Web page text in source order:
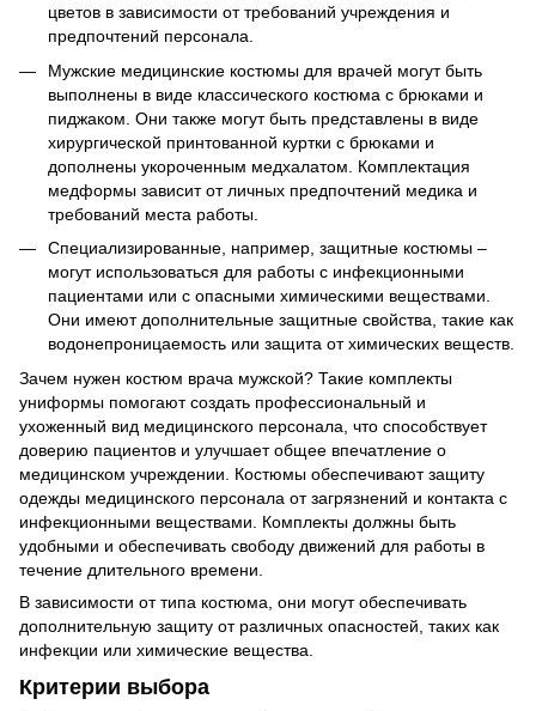
цветов в зависимости от требований учреждения и
предпочтений персонала.
Мужские медицинские костюмы для врачей могут быть
выполнены в виде классического костюма с брюками и
пиджаком. Они также могут быть представлены в виде
хирургической принтованной куртки с брюками и
дополнены укороченным медхалатом. Комплектация
медформы зависит от личных предпочтений медика и
требований места работы.
Специализированные, например, защитные костюмы –
могут использоваться для работы с инфекционными
пациентами или с опасными химическими веществами.
Они имеют дополнительные защитные свойства, такие как
водонепроницаемость или защита от химических веществ.
Зачем нужен костюм врача мужской? Такие комплекты
униформы помогают создать профессиональный и
ухоженный вид медицинского персонала, что способствует
доверию пациентов и улучшает общее впечатление о
медицинском учреждении. Костюмы обеспечивают защиту
одежды медицинского персонала от загрязнений и контакта с
инфекционными веществами. Комплекты должны быть
удобными и обеспечивать свободу движений для работы в
течение длительного времени.
В зависимости от типа костюма, они могут обеспечивать
дополнительную защиту от различных опасностей, таких как
инфекции или химические вещества.
Критерии выбора